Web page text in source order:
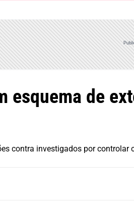
esquema de
contra investigados por controlar